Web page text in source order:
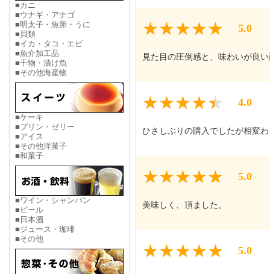
■カニ
■ウナギ・アナゴ
■明太子・魚卵・うに
■貝類
■イカ・タコ・エビ
■魚介加工品
■干物・漬け魚
■その他海産物
■ケーキ
■プリン・ゼリー
■アイス
■その他洋菓子
■和菓子
■ワイン・シャンパン
■ビール
■日本酒
■ジュース・珈琲
■その他
5.0
見た目の圧倒感と、味わいが良
4.0
ひさしぶりの購入でしたが相変
5.0
美味しく、頂ました。
5.0